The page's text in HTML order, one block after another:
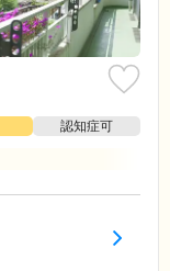
認知症可